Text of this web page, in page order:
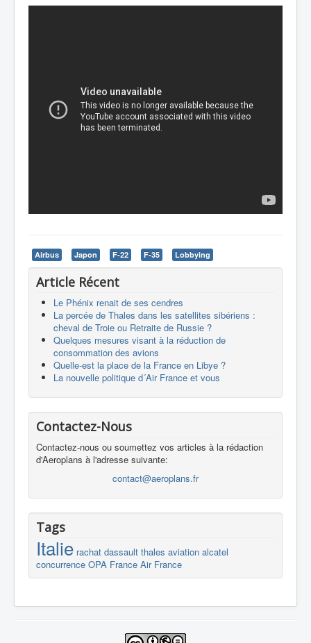
Airbus Japon F-22 F-35 Lobbying
Article Récent
Le Phénix renait de ses cendres
La percée de Thales dans les satellites sibériens :
cheval de Troie ou Retraite de Russie ?
Quelques mesures visant à la réduction de
consommation des avions
Quelle-est la place de la France en Libye ?
La nouvelle politique d´Air France et vous
Contactez-Nous
Contactez-nous ou soumettez vos articles à la rédaction
d'Aeroplans à l'adresse suivante:
contact@aeroplans.fr
Tags
Italie rachat dassault thales aviation alcatel
concurrence OPA France Air France